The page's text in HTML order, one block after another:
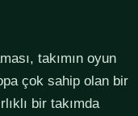
takımın oyun
çok sahip olan bir
bir takımda